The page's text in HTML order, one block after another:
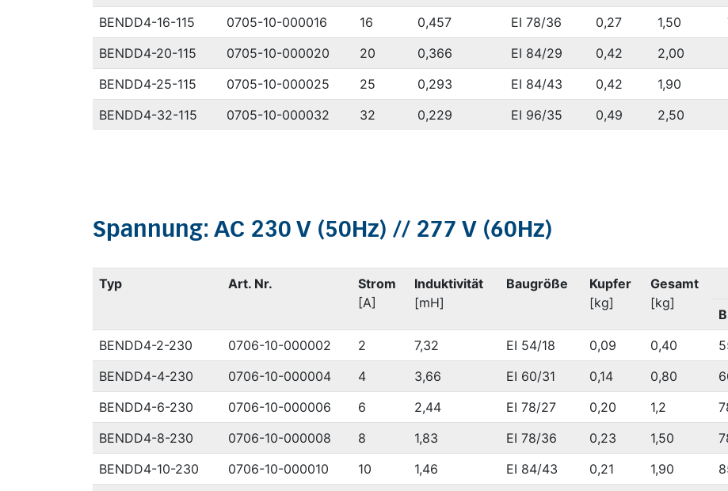
BENDD4-16-115
0705-10-000016 16 0,457 EI 78/36 0,27 1,50
BENDD4-20-115
0705-10-000020 20 0,366 EI 84/29 0,42 2,00
BENDD4-25-115
0705-10-000025 25 0,293 EI 84/43 0,42 1,90
BENDD4-32-115
0705-10-000032 32 0,229 EI 96/35 0,49 2,50
Spannung: AC 230 V (50Hz) // 277 V (60Hz)
Typ Art. Nr.
Strom
[A]
Induktivität
[mH]
Baugröße
Kupfer
[kg]
Gesamt
[kg]
B
BENDD4-2-230
0706-10-000002 2 7,32 EI 54/18 0,09 0,40
BENDD4-4-230
0706-10-000004 4 3,66 EI 60/31 0,14 0,80
BENDD4-6-230
0706-10-000006 6 2,44 EI 78/27 0,20 1,2
BENDD4-8-230
0706-10-000008 8 1,83 EI 78/36 0,23 1,50
BENDD4-10-230
0706-10-000010 10 1,46 EI 84/43 0,21 1,90